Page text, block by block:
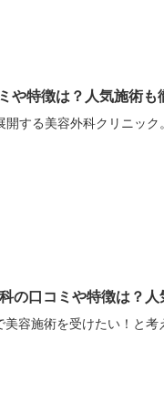
や特徴は？人気施術も
開する美容外科クリニッ
の口コミや特徴は？人
容施術を受けたい！と